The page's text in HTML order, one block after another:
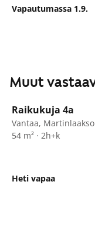
Vapautumassa 1.9.
Muut
Raikukuja 4a
Vantaa, Martinlaakso
54 m² · 2h+k
Heti vapaa